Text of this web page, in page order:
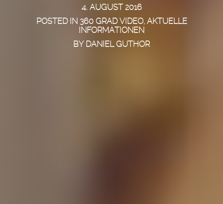
4. AUGUST 2016
POSTED IN 360 GRAD VIDEO, AKTUELLE
INFORMATIONEN
BY DANIEL GUTHOR